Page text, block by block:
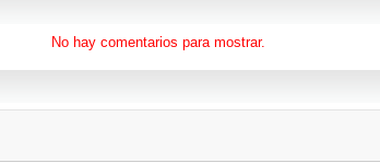
No hay comentarios para mostrar.